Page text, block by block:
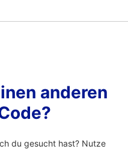
anderen
du gesucht hast? Nutze